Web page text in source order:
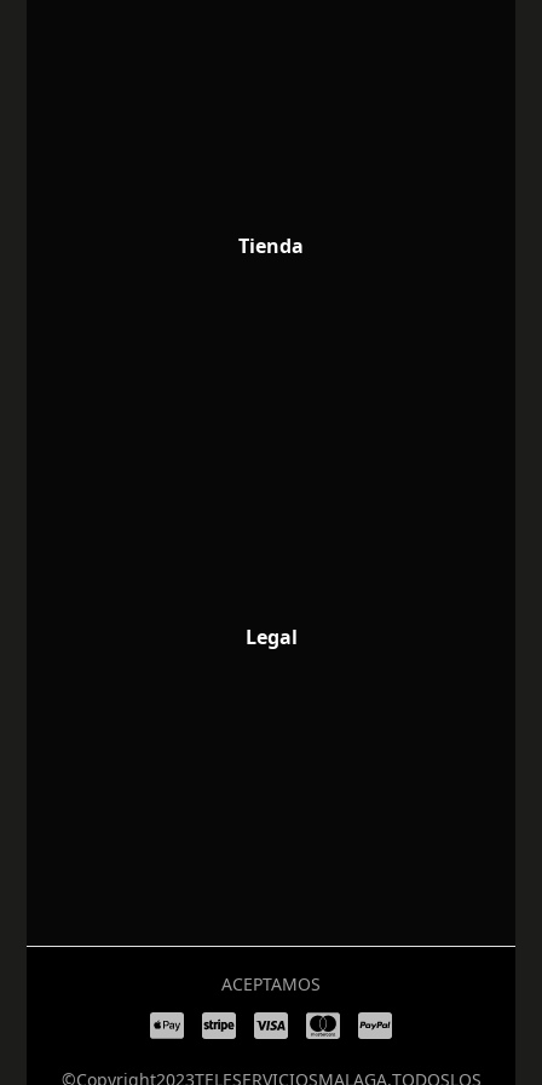
Tienda
Legal
© Copyright 2023 TELESERVICIOS MALAGA. TODOS LOS
ACEPTAMOS